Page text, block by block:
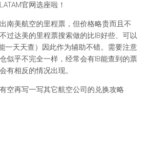
官网选座啦！
南美航空的里程票，但价格略贵而且不
过达美的里程票搜索做的比IB好些、可以
一天天查）因此作为辅助不错。需要注意
似乎不完全一样，经常会有IB能查到的票
有相反的情况出现。
空再写一写其它航空公司的兑换攻略